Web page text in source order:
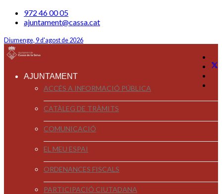
972 46 00 05
ajuntament@cassa.cat
Diumenge, 9 d'agost de 2026
AJUNTAMENT
ACCÉS A INFORMACIÓ PÚBLICA
CATÀLEG DE TRÀMITS
COMUNICACIÓ
EL MEU ESPAI
ORDENANCES FISCALS
PARTICIPACIÓ CIUTADANA